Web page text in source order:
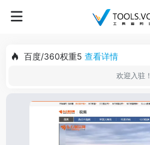
百度/360权重5 查看详情
欢迎入驻！